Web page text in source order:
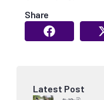
Share
Latest Post